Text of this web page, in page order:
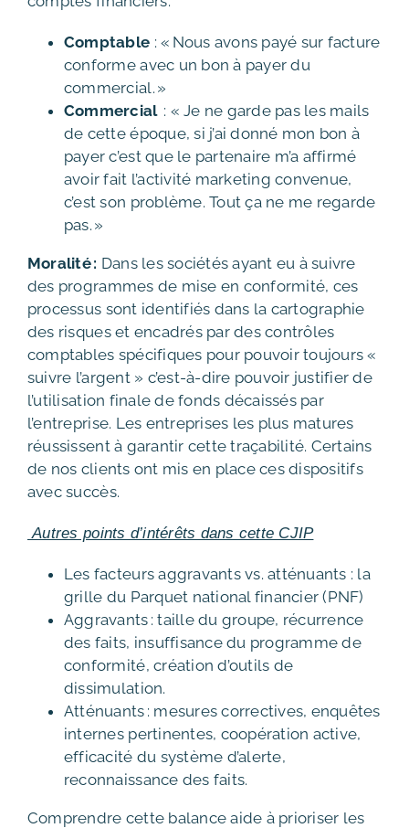
Comptable : « Nous avons payé sur facture
conforme avec un bon à payer du
commercial. »
Commercial : « Je ne garde pas les mails
de cette époque, si j’ai donné mon bon à
payer c’est que le partenaire m’a affirmé
avoir fait l’activité marketing convenue,
c’est son problème. Tout ça ne me regarde
pas. »
Moralité: Dans les sociétés ayant eu à suivre
des programmes de mise en conformité, ces
processus sont identifiés dans la cartographie
des risques et encadrés par des contrôles
comptables spécifiques pour pouvoir toujours «
suivre l’argent » c’est-à-dire pouvoir justifier de
l’utilisation finale de fonds décaissés par
l’entreprise. Les entreprises les plus matures
réussissent à garantir cette traçabilité. Certains
de nos clients ont mis en place ces dispositifs
avec succès.
Autres points d’intérêts dans cette CJIP
Les facteurs aggravants vs. atténuants : la
grille du Parquet national financier (PNF)
Aggravants : taille du groupe, récurrence
des faits, insuffisance du programme de
conformité, création d’outils de
dissimulation.
Atténuants : mesures correctives, enquêtes
internes pertinentes, coopération active,
efficacité du système d’alerte,
reconnaissance des faits.
Comprendre cette balance aide à prioriser les